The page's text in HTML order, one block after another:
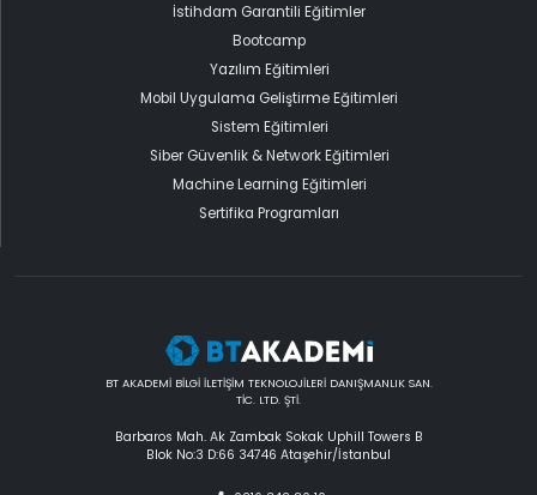
İstihdam Garantili Eğitimler
Bootcamp
Yazılım Eğitimleri
Mobil Uygulama Geliştirme Eğitimleri
Sistem Eğitimleri
Siber Güvenlik & Network Eğitimleri
Machine Learning Eğitimleri
Sertifika Programları
BT AKADEMİ BİLGİ İLETİŞİM TEKNOLOJİLERİ DANIŞMANLIK SAN.
TİC. LTD. ŞTİ.
Barbaros Mah. Ak Zambak Sokak Uphill Towers B
Blok No:3 D:66 34746 Ataşehir/İstanbul